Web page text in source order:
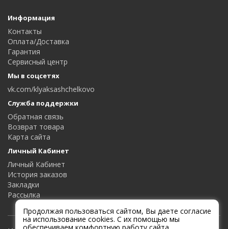
Информация
Контакты
Оплата/Доставка
Гарантия
Сервисный центр
Мы в соцсетях
vk.com/klyaksashchelkovo
Служба поддержки
Обратная связь
Возврат товара
Карта сайта
Личный Кабинет
Личный Кабинет
История заказов
Закладки
Рассылка
Продолжая пользоваться сайтом, Вы даете согласие
на использование cookies. С их помощью мы